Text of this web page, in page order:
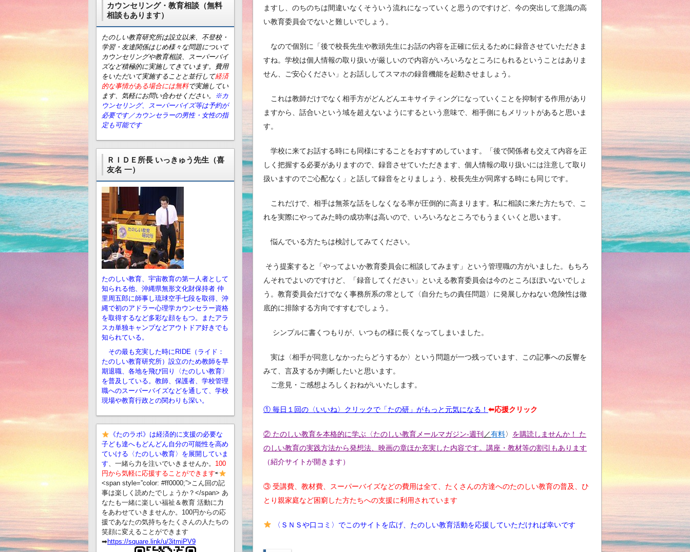
ますし、のちのちは間違いなくそういう流れになっていくと思うのですけど、今の突出して意識の高
い教育委員会でないと難しいでしょう。
なので個別に「後で校長先生や教頭先生にお話の内容を正確に伝えるために録音させていただきま
すね。学校は個人情報の取り扱いが厳しいので内容がいろいろなところにもれるということはありま
せん、ご安心ください」とお話ししてスマホの録音機能を起動させましょう。
これは教師だけでなく相手方がどんどんエキサイティングになっていくことを抑制する作用があり
ますから、話合いという域を超えないようにするという意味で、相手側にもメリットがあると思いま
す。
学校に来てお話する時にも同様にすることをおすすめしています。「後で関係者も交えて内容を正
しく把握する必要がありますので、録音させていただきます、個人情報の取り扱いには注意して取り
扱いますのでご心配なく」と話して録音をとりましょう、校長先生が同席する時にも同じです。
これだけで、相手は無茶な話をしなくなる率が圧倒的に高まります。私に相談に来た方たちで、こ
れを実際にやってみた時の成功率は高いので、いろいろなところでもうまくいくと思います。
悩んでいる方たちは検討してみてください。
そう提案すると「やってよいか教育委員会に相談してみます」という管理職の方がいました。もちろ
んそれでよいのですけど、「録音してください」といえる教育委員会は今のところほぼいないでしょ
う。教育委員会だけでなく事務所系の常として〈自分たちの責任問題〉に発展しかねない危険性は徹
底的に排除する方向ですすむでしょう。
シンプルに書くつもりが、いつもの様に長くなってしまいました。
実は〈相手が同意しなかったらどうするか〉という問題が一つ残っています、この記事への反響を
みて、言及するか判断したいと思います。
ご意見・ご感想よろしくおねがいいたします。
① 毎日１回の〈いいね〉クリックで「たの研」がもっと元気になる！ ⬅︎応援クリック
② たのしい教育を本格的に学ぶ〈たのしい教育メールマガジン-週刊 ／有料〉 を購読しませんか！ た
のしい教育の実践方法から発想法、映画の章ほか充実した内容です。講座・教材等の割引もあります
（紹介サイトが開きます）
③ 受講費、教材費、スーパーバイズなどの費用は全て、たくさんの方達へのたのしい教育の普及、ひ
とり親家庭など困窮した方たちへの支援に利用されています
〈ＳＮＳや口コミ〉でこのサイトを広げ、たのしい教育活動を応援していただければ幸いです
カウンセリング・教育相談（無料
相談もあります）
たのしい教育研究所は設立以来、不登校・
学習・友達関係はじめ様々な問題について
カウンセリングや教育相談、スーパーバイ
ズなど積極的に実施してきています。費用
をいただいて実施することと並行して経済
的な事情がある場合には無料で実施してい
ます、気軽にお問い合わせください。
※カ
ウンセリング、スーパーバイズ等は予約が
必要です／カウンセラーの男性・女性の指
定も可能です
ＲＩＤＥ所長 いっきゅう先生（喜
友名 一）
たのしい教育、宇宙教育の第一人者として
知られる他、沖縄県無形文化財保持者 仲
里周五郎に師事し琉球空手七段を取得、沖
縄で初のアドラー心理学カウンセラー資格
を取得するなど多彩な顔をもつ。またアラ
スカ単独キャンプなどアウトドア好きでも
知られている。
その最も充実した時にRIDE（ライド：
たのしい教育研究所）設立のため教師を早
期退職、 各地を飛び回り〈たのしい教育〉
を普及している。教師、保護者、学校管理
職へのスーパーバイズなどを通して、学校
現場や教育行政との関わりも深い。
《たのラボ》は経済的に支援の必要な
子ども達へもどんどん自分の可能性を高め
ていける〈たのしい教育〉を展開していま
す、一緒ら力を注いでいきませんか。 100
円から気軽に応援することができます⇨
<span style=”color: #ff0000;”>こん回の記
事は楽しく読めたでしょうか？</span> あ
なたも一緒に楽しい福祉＆教育 活動に力
をあわせていきませんか。100円からの応
援であなたの気持ちをたくさんの人たちの
笑顔に変えることができます
➡︎https://square.link/u/3itmiPV9